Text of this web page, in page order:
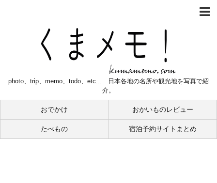
photo、trip、memo、todo、etc... 日本各地の名所や観光地を写真で紹
介。
おでかけ おかいものレビュー
たべもの 宿泊予約サイトまとめ